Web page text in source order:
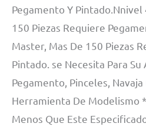
Pegamento Y Pintado.Nnivel
150 Piezas Requiere
Master, Mas De 150 Piezas
Pintado. se Necesita Para
Pegamento, Pinceles,
Herramienta De Modelismo
Menos Que Este